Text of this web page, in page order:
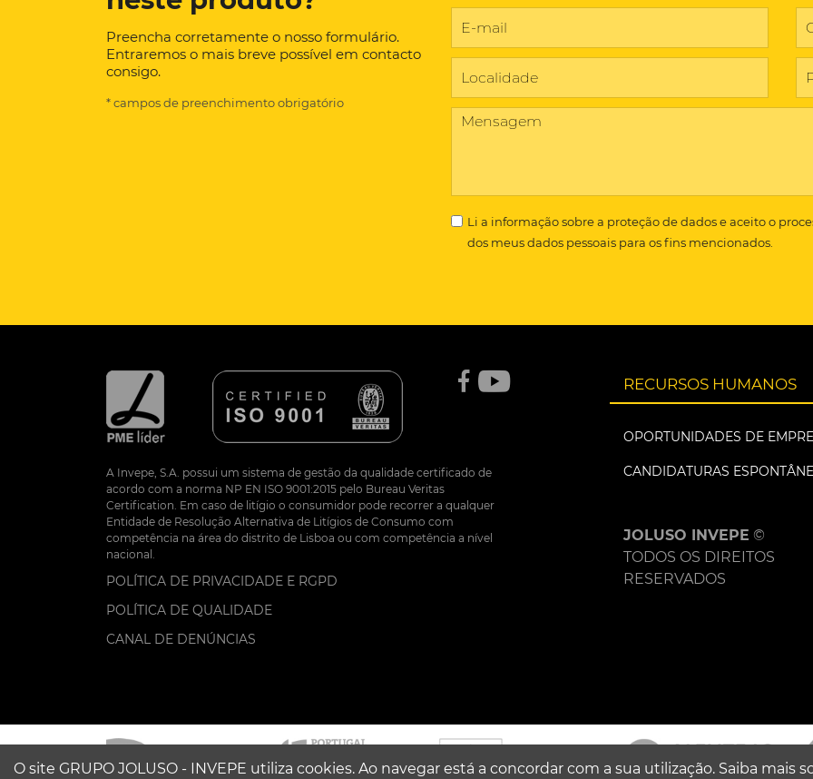
Preencha corretamente o nosso formulário.
Entraremos o mais breve possível em contacto
consigo.
* campos de preenchimento obrigatório
Li a informação sobre a proteção de dadose aceito o
dos meus dados pessoais para os fins mencionados.
A Invepe, S.A. possui um sistema de gestão da qualidade certificado de
acordo com a norma NP EN ISO 9001:2015 pelo Bureau Veritas
Certification. Em caso de litígio o consumidor pode recorrer a qualquer
Entidade de Resolução Alternativa de Litígios de Consumo com
competência na área do distrito de Lisboa ou com competência a nível
nacional.
POLÍTICA DE PRIVACIDADE E RGPD
POLÍTICA DE QUALIDADE
CANAL DE DENÚNCIAS
RECURSOS HUMANOS
OPORTUNIDADES DE
CANDIDATURAS
JOLUSO INVEPE ©
TODOS OS DIREITOS
RESERVADOS
O site GRUPO JOLUSO - INVEPE utiliza cookies. Ao navegar está a concordar com a sua utilização. Saiba mais